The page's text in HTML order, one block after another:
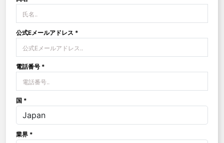
公式Eメールアドレス *
電話番号 *
国 *
業界 *